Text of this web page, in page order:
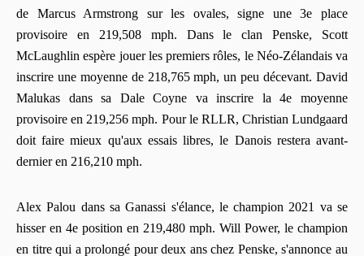
de Marcus Armstrong sur les ovales, signe une 3e place
provisoire en 219,508 mph. Dans le clan Penske, Scott
McLaughlin espère jouer les premiers rôles, le Néo-Zélandais va
inscrire une moyenne de 218,765 mph, un peu décevant. David
Malukas dans sa Dale Coyne va inscrire la 4e moyenne
provisoire en 219,256 mph. Pour le RLLR, Christian Lundgaard
doit faire mieux qu'aux essais libres, le Danois restera avant-
dernier en 216,210 mph.
Alex Palou dans sa Ganassi s'élance, le champion 2021 va se
hisser en 4e position en 219,480 mph. Will Power, le champion
en titre qui a prolongé pour deux ans chez Penske, s'annonce au